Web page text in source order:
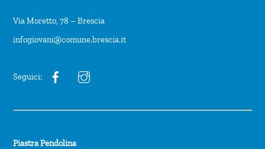
Via Moretto, 78 – Brescia
infogiovani@comune.brescia.it
Seguici:
Piastra Pendolina